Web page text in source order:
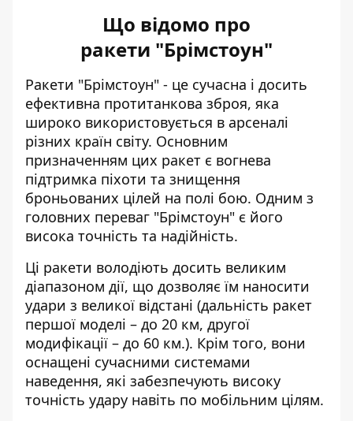
Що відомо про
ракети "Брімстоун"
Ракети "Брімстоун" - це сучасна і досить
ефективна протитанкова зброя, яка
широко використовується в арсеналі
різних країн світу. Основним
призначенням цих ракет є вогнева
підтримка піхоти та знищення
броньованих цілей на полі бою. Одним з
головних переваг "Брімстоун" є його
висока точність та надійність.
Ці ракети володіють досить великим
діапазоном дії, що дозволяє їм наносити
удари з великої відстані (дальність ракет
першої моделі – до 20 км, другої
модифікації – до 60 км.). Крім того, вони
оснащені сучасними системами
наведення, які забезпечують високу
точність удару навіть по мобільним цілям.